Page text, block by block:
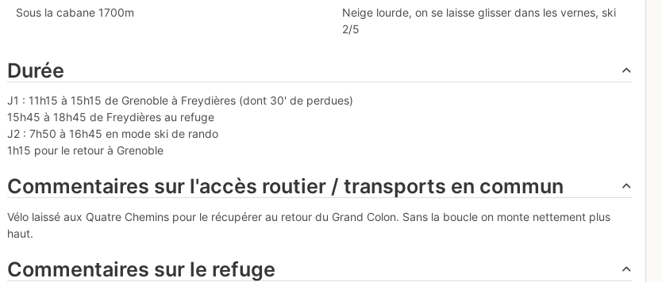
Sous la cabane 1700m
Neige lourde, on se laisse glisser dans les vernes, ski
2/5
Durée
J1 : 11h15 à 15h15 de Grenoble à Freydières (dont 30' de perdues)
15h45 à 18h45 de Freydières au refuge
J2 : 7h50 à 16h45 en mode ski de rando
1h15 pour le retour à Grenoble
Commentaires sur l'accès routier / transports en commun
Vélo laissé aux Quatre Chemins pour le récupérer au retour du Grand Colon. Sans la boucle on monte nettement plus
haut.
Commentaires sur le refuge